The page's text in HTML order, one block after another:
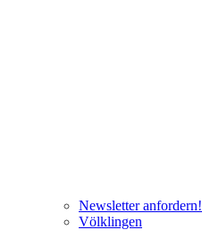
Newsletter anfordern!
Völklingen